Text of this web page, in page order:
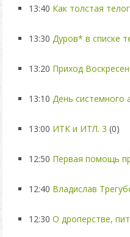
13:40 Как толстая
13:30 Дуров* в списке
13:20 Приход
13:10 День системного
13:00 ИТК и ИТЛ. 3 (0)
12:50 Первая помощь
12:40 Владислав
12:30 О дроперстве,